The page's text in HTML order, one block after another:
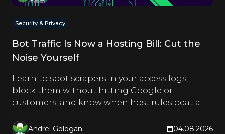
Security & Privacy
Bot Traffic Is Now a Hosting Bill: Cut the
Noise Yourself
Learn to spot scrapers in your access logs,
block them without hitting Google or
customers, and know when host rules beat a
Andrei Gologan 04.08.2026